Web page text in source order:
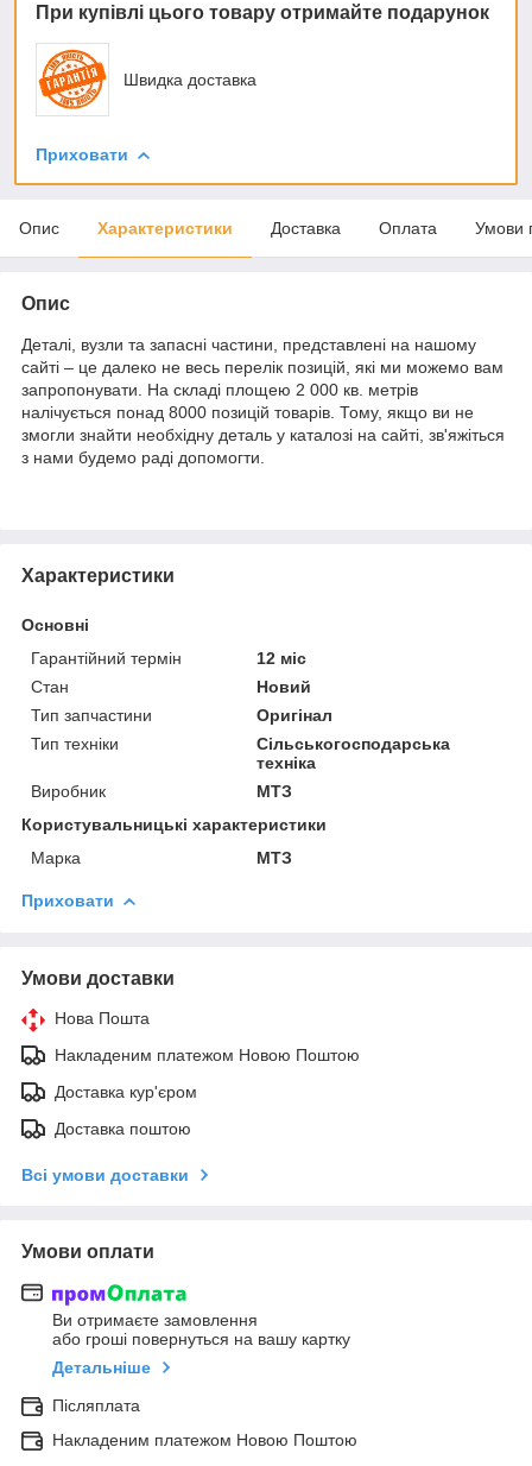
При купівлі цього товару отримайте подарунок
Швидка доставка
Приховати
Опис Характеристики Доставка Оплата Умови
Опис
Деталі, вузли та запасні частини, представлені на нашому
сайті – це далеко не весь перелік позицій, які ми можемо вам
запропонувати. На складі площею 2 000 кв. метрів
налічується понад 8000 позицій товарів. Тому, якщо ви не
змогли знайти необхідну деталь у каталозі на сайті, зв'яжіться
з нами будемо раді допомогти.
Характеристики
Основні
Гарантійний термін
12 міс
Стан
Новий
Тип запчастини
Оригінал
Тип техніки
Сільськогосподарська
техніка
Виробник
МТЗ
Користувальницькі характеристики
Марка
МТЗ
Приховати
Умови доставки
Нова Пошта
Накладеним платежом Новою Поштою
Доставка кур'єром
Доставка поштою
Всі умови доставки
Умови оплати
Ви отримаєте замовлення
або гроші повернуться на вашу картку
Детальніше
Післяплата
Накладеним платежом Новою Поштою